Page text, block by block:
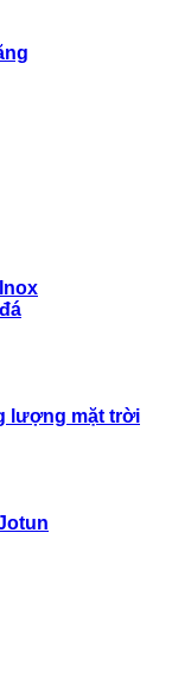
lượng mặt trời